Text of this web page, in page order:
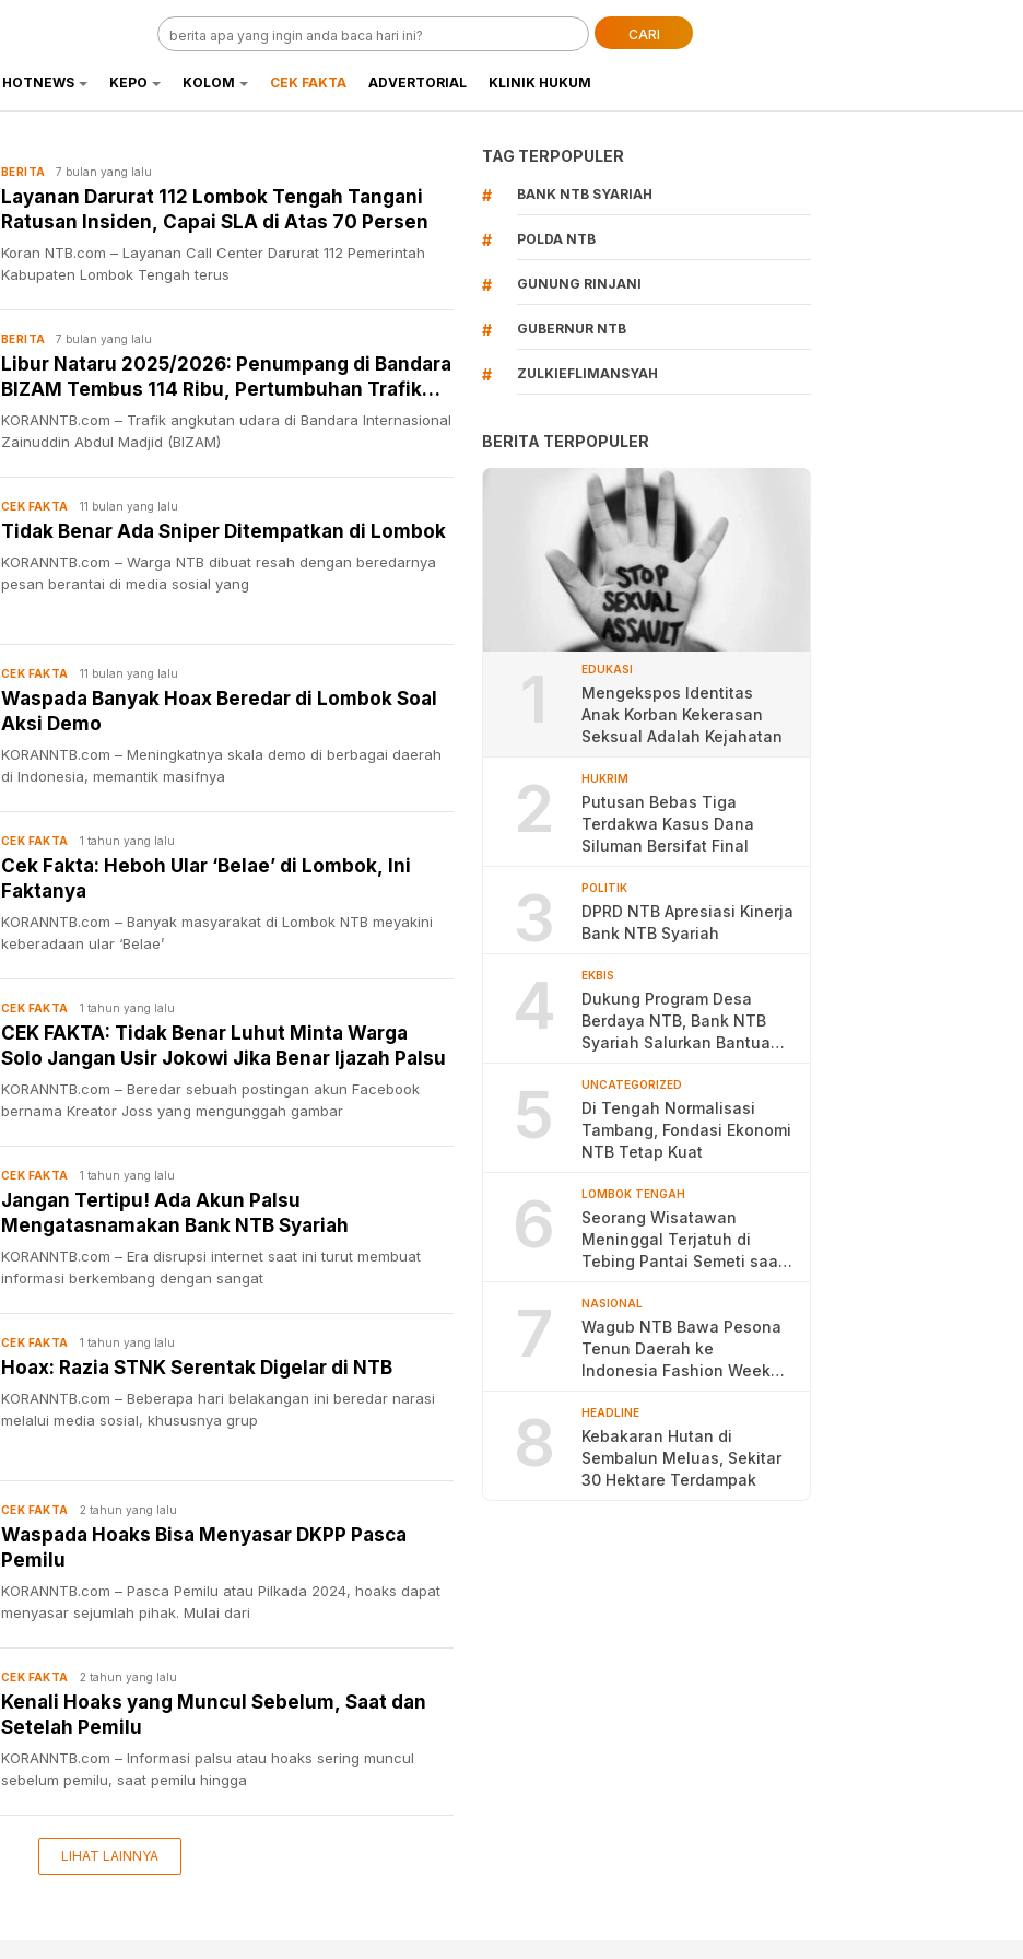
CARI
HOTNEWS KEPO KOLOM CEK FAKTA ADVERTORIAL KLINIK HUKUM
BERITA 7 bulan yang lalu
Layanan Darurat 112 Lombok Tengah Tangani
Ratusan Insiden, Capai SLA di Atas 70 Persen
Koran NTB.com – Layanan Call Center Darurat 112 Pemerintah
Kabupaten Lombok Tengah terus
BERITA 7 bulan yang lalu
Libur Nataru 2025/2026: Penumpang di Bandara
BIZAM Tembus 114 Ribu, Pertumbuhan Trafik
Udara Naik Tajam!
KORANNTB.com – Trafik angkutan udara di Bandara Internasional
Zainuddin Abdul Madjid (BIZAM)
CEK FAKTA 11 bulan yang lalu
Tidak Benar Ada Sniper Ditempatkan di Lombok
KORANNTB.com – Warga NTB dibuat resah dengan beredarnya
pesan berantai di media sosial yang
CEK FAKTA 11 bulan yang lalu
Waspada Banyak Hoax Beredar di Lombok Soal
Aksi Demo
KORANNTB.com – Meningkatnya skala demo di berbagai daerah
di Indonesia, memantik masifnya
CEK FAKTA 1 tahun yang lalu
Cek Fakta: Heboh Ular ‘Belae’ di Lombok, Ini
Faktanya
KORANNTB.com – Banyak masyarakat di Lombok NTB meyakini
keberadaan ular ‘Belae’
CEK FAKTA 1 tahun yang lalu
CEK FAKTA: Tidak Benar Luhut Minta Warga
Solo Jangan Usir Jokowi Jika Benar Ijazah Palsu
KORANNTB.com – Beredar sebuah postingan akun Facebook
bernama Kreator Joss yang mengunggah gambar
CEK FAKTA 1 tahun yang lalu
Jangan Tertipu! Ada Akun Palsu
Mengatasnamakan Bank NTB Syariah
KORANNTB.com – Era disrupsi internet saat ini turut membuat
informasi berkembang dengan sangat
CEK FAKTA 1 tahun yang lalu
Hoax: Razia STNK Serentak Digelar di NTB
KORANNTB.com – Beberapa hari belakangan ini beredar narasi
melalui media sosial, khususnya grup
CEK FAKTA 2 tahun yang lalu
Waspada Hoaks Bisa Menyasar DKPP Pasca
Pemilu
KORANNTB.com – Pasca Pemilu atau Pilkada 2024, hoaks dapat
menyasar sejumlah pihak. Mulai dari
CEK FAKTA 2 tahun yang lalu
Kenali Hoaks yang Muncul Sebelum, Saat dan
Setelah Pemilu
KORANNTB.com – Informasi palsu atau hoaks sering muncul
sebelum pemilu, saat pemilu hingga
LIHAT LAINNYA
TAG TERPOPULER
# BANK NTB SYARIAH
# POLDA NTB
# GUNUNG RINJANI
# GUBERNUR NTB
# ZULKIEFLIMANSYAH
BERITA TERPOPULER
1 EDUKASI
Mengekspos Identitas
Anak Korban Kekerasan
Seksual Adalah Kejahatan
2 HUKRIM
Putusan Bebas Tiga
Terdakwa Kasus Dana
Siluman Bersifat Final
3 POLITIK
DPRD NTB Apresiasi Kinerja
Bank NTB Syariah
4 EKBIS
Dukung Program Desa
Berdaya NTB, Bank NTB
Syariah Salurkan Bantuan
5 UNCATEGORIZED
Di Tengah Normalisasi
Tambang, Fondasi Ekonomi
NTB Tetap Kuat
6 LOMBOK TENGAH
Seorang Wisatawan
Meninggal Terjatuh di
Tebing Pantai Semeti saat
7 NASIONAL
Wagub NTB Bawa Pesona
Tenun Daerah ke
Indonesia Fashion Week
8 HEADLINE
Kebakaran Hutan di
Sembalun Meluas, Sekitar
30 Hektare Terdampak